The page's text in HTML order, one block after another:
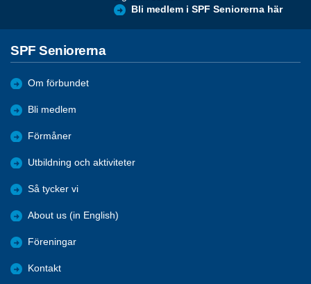
Bli medlem i SPF Seniorerna här
SPF Seniorerna
Om förbundet
Bli medlem
Förmåner
Utbildning och aktiviteter
Så tycker vi
About us (in English)
Föreningar
Kontakt